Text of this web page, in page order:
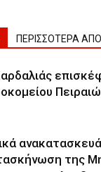
ΠΕΡΙΣΣΟΤΕΡΑ
της